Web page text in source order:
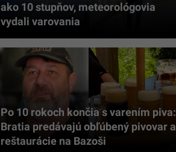
ako 10 stupňov, meteorológovia
vydali varovania
Po 10 rokoch končia s varením piva:
Bratia predávajú obľúbený pivovar a
reštaurácie na Bazoši